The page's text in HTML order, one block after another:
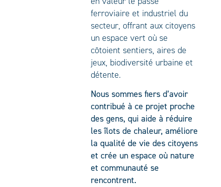
ferroviaire et industriel du
secteur, offrant aux citoyens
un espace vert où se
côtoient sentiers, aires de
jeux, biodiversité urbaine et
détente.
Nous sommes fiers d’avoir
contribué à ce projet proche
des gens, qui aide à réduire
les îlots de chaleur, améliore
la qualité de vie des citoyens
et crée un espace où nature
et communauté se
rencontrent.